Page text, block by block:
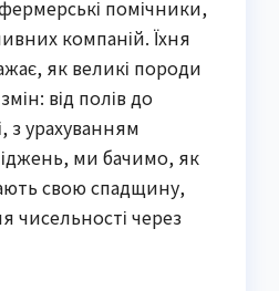
помічники,
компаній. Їхня
як великі породи
від полів до
з урахуванням
ми бачимо, як
свою спадщину,
чисельності через